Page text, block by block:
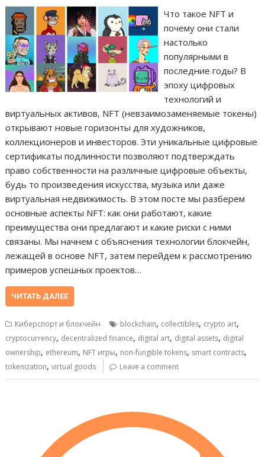
Что такое NFT и
почему они стали
настолько
популярными в
последние годы? В
эпоху цифровых
технологий и
виртуальных активов, NFT (невзаимозаменяемые токены)
открывают новые горизонты для художников,
коллекционеров и инвесторов. Эти уникальные цифровые
сертификаты подлинности позволяют подтверждать
право собственности на различные цифровые объекты,
будь то произведения искусства, музыка или даже
виртуальная недвижимость. В этом посте мы разберем
основные аспекты NFT: как они работают, какие
преимущества они предлагают и какие риски с ними
связаны. Мы начнем с объяснения технологии блокчейн,
лежащей в основе NFT, затем перейдем к рассмотрению
примеров успешных проектов…
ЧИТАТЬ ДАЛЕЕ
Киберспорт и блокчейн blockchain, collectibles, crypto art,
cryptocurrency, decentralized finance, digital art, digital assets, digital
ownership, ethereum, NFT игры, non-fungible tokens, smart contracts,
tokenization,virtual goods Leave a comment